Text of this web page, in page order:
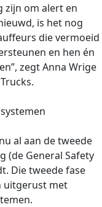
zijn om alert en
is het nog
die vermoeid
en hen én
zegt Anna Wrige
al aan de tweede
(de General Safety
Die tweede fase
uitgerust met